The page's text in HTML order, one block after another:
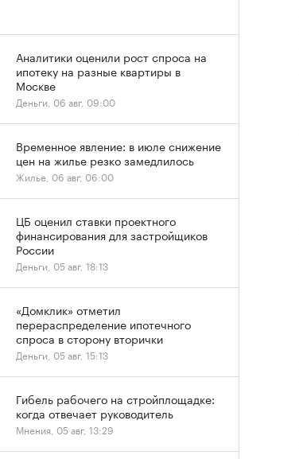
Аналитики оценили рост спроса на
ипотеку на разные квартиры в
Москве
Деньги, 06 авг, 09:00
Временное явление: в июле снижение
цен на жилье резко замедлилось
Жилье, 06 авг, 06:00
ЦБ оценил ставки проектного
финансирования для застройщиков
России
Деньги, 05 авг, 18:13
«Домклик» отметил
перераспределение ипотечного
спроса в сторону вторички
Деньги, 05 авг, 15:13
Гибель рабочего на стройплощадке:
когда отвечает руководитель
Мнения, 05 авг, 13:29